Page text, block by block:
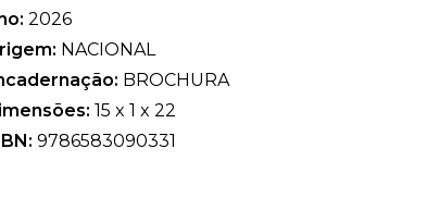
2026
NACIONAL
BROCHURA
15 x 1 x 22
9786583090331